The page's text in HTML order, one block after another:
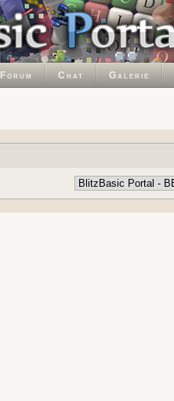
Forum Chat Galerie